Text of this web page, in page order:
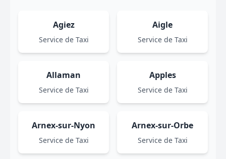
Agiez
Service de Taxi
Aigle
Service de Taxi
Allaman
Service de Taxi
Apples
Service de Taxi
Arnex-sur-Nyon
Service de Taxi
Arnex-sur-Orbe
Service de Taxi